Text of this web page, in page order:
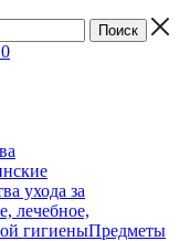
ухода за
лечебное,
гигиеныПредметы